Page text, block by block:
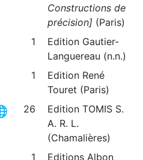
Constructions de
précision] (Paris)
1
Edition Gautier-
Languereau (n.n.)
1
Edition René
Touret (Paris)
26
Edition TOMIS S.
A. R. L.
(Chamalières)
1
Editions Albon